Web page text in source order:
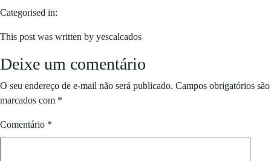
Categorised in:
This post was written by yescalcados
Deixe um comentário
O seu endereço de e-mail não será publicado. Campos obrigatórios são
marcados com *
Comentário *